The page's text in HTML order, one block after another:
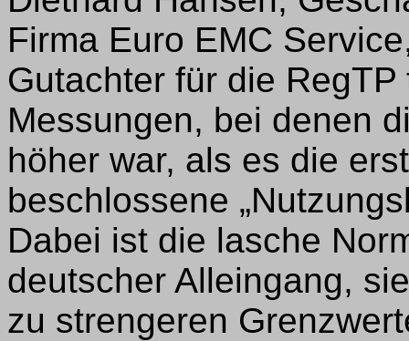
Firma Euro EMC
Gutachter für die
Messungen, bei denen
höher war, als es die
beschlossene
Dabei ist die lasche
deutscher Alleingang,
zu strengeren